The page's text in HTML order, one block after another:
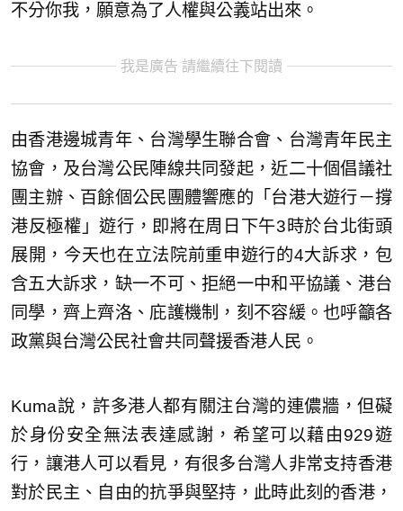
不分你我，願意為了人權與公義站出來。
我是廣告 請繼續往下閱讀
由香港邊城青年、台灣學生聯合會、台灣青年民主
協會，及台灣公民陣線共同發起，近二十個倡議社
團主辦、百餘個公民團體響應的「台港大遊行－撐
港反極權」遊行，即將在周日下午3時於台北街頭
展開，今天也在立法院前重申遊行的4大訴求，包
含五大訴求，缺一不可、拒絕一中和平協議、港台
同學，齊上齊洛、庇護機制，刻不容緩。也呼籲各
政黨與台灣公民社會共同聲援香港人民。
Kuma說，許多港人都有關注台灣的連儂牆，但礙
於身份安全無法表達感謝，希望可以藉由929遊
行，讓港人可以看見，有很多台灣人非常支持香港
對於民主、自由的抗爭與堅持，此時此刻的香港，